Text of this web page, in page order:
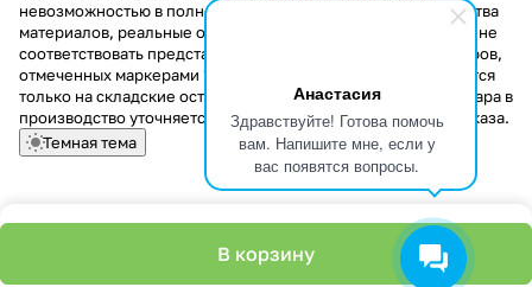
Анастасия
Здравствуйте! Готова помочь
вам. Напишите мне, если у
вас появятся вопросы.
В корзину
невозможностью в полной мере передать некоторые свойства
материалов, реальные оттенки и текстуры продукции могут не
соответствовать представленным на сайте. Стоимость товаров,
отмеченных маркерами "Скидка!" и "Акция!" распространяется
только на складские остатки. Стоимость заказа данного товара в
производство уточняется у менеджера при оформлении заказа.
Темная тема